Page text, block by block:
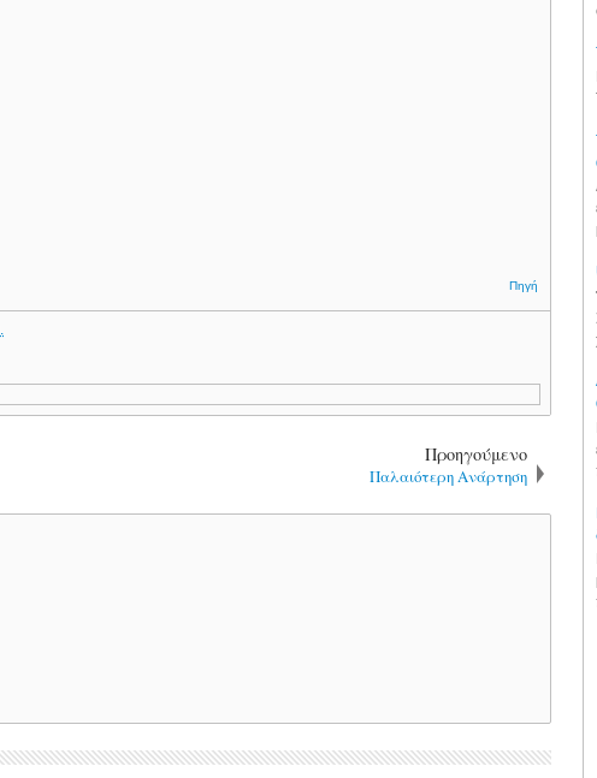
Πηγή
Προηγούμενο
Παλαιότερη Ανάρτηση